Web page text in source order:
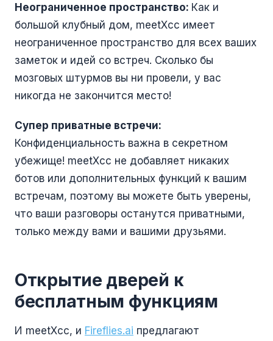
Неограниченное пространство: Как и
большой клубный дом, meetXcc имеет
неограниченное пространство для всех ваших
заметок и идей со встреч. Сколько бы
мозговых штурмов вы ни провели, у вас
никогда не закончится место!
Супер приватные встречи:
Конфиденциальность важна в секретном
убежище! meetXcc не добавляет никаких
ботов или дополнительных функций к вашим
встречам, поэтому вы можете быть уверены,
что ваши разговоры останутся приватными,
только между вами и вашими друзьями.
Открытие дверей к
бесплатным функциям
И meetXcc, и Fireflies.ai предлагают